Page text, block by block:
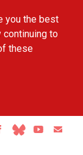
you the best
continuing to
these